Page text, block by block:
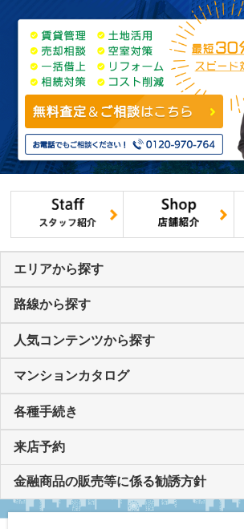
エリアから探す
路線から探す
人気コンテンツから探す
マンションカタログ
各種手続き
来店予約
金融商品の販売等に係る勧誘方針